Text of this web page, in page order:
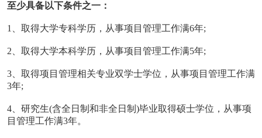
至少具备以下条件之一：
1、取得大学专科学历，从事项目管理工作满6年;
2、取得大学本科学历，从事项目管理工作满5年;
3、取得项目管理相关专业双学士学位，从事项目管理工作满
3年;
4、研究生(含全日制和非全日制)毕业取得硕士学位，从事项
目管理工作满3年。